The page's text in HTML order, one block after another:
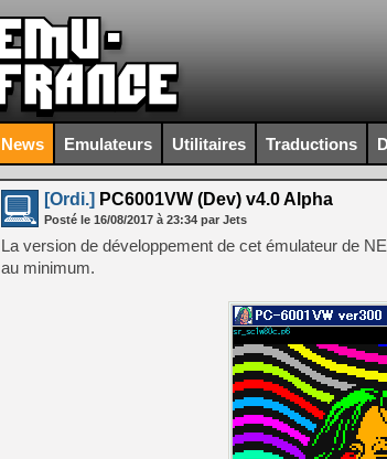
News Emulateurs Utilitaires Traductions
[Ordi.] PC6001VW (Dev) v4.0 Alpha
Posté le 16/08/2017 à 23:34 par Jets
La version de développement de cet émulateur de
au minimum.